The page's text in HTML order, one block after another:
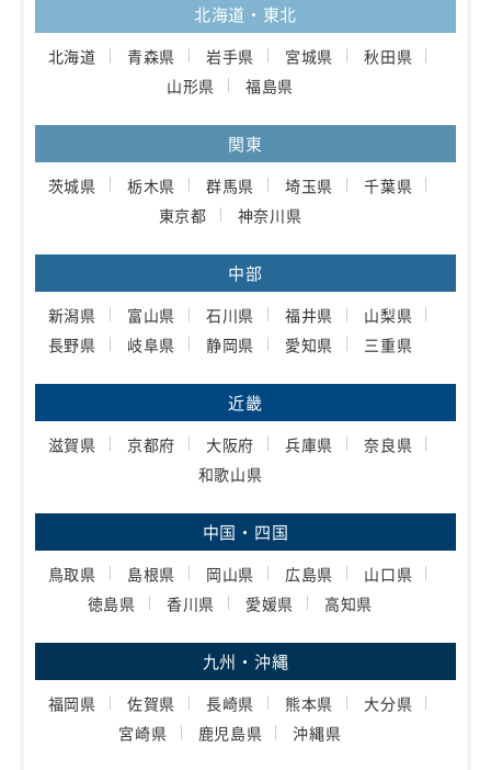
北海道・東北
北海道 青森県 岩手県 宮城県
秋田県
山形県
福島県
関東
茨城県 栃木県 群馬県 埼玉県
千葉県
東京都
神奈川県
中部
新潟県 富山県 石川県 福井県
山梨県
長野県
岐阜県 静岡県 愛知県 三重県
近畿
滋賀県 京都府 大阪府 兵庫県
奈良県
和歌山県
中国・四国
鳥取県 島根県 岡山県 広島県
山口県
徳島県
香川県 愛媛県 高知県
九州・沖縄
福岡県 佐賀県 長崎県 熊本県
大分県
宮崎県
鹿児島県 沖縄県